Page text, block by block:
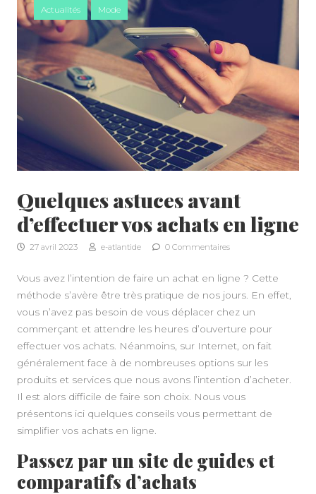
Actualités Mode
Quelques astuces avant
d’effectuer vos achats en ligne
27 avril 2023 e-atlantide 0 Commentaires
Vous avez l’intention de faire un achat en ligne ? Cette
méthode s’avère être très pratique de nos jours. En effet,
vous n’avez pas besoin de vous déplacer chez un
commerçant et attendre les heures d’ouverture pour
effectuer vos achats. Néanmoins, sur Internet, on fait
généralement face à de nombreuses options sur les
produits et services que nous avons l’intention d’acheter.
Il est alors difficile de faire son choix. Nous vous
présentons ici quelques conseils vous permettant de
simplifier vos achats en ligne.
Passez par un site de guides et
comparatifs d’achats